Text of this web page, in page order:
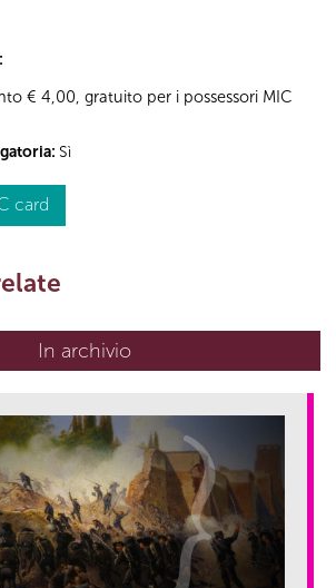
€ 4,00, gratuito per i possessori MIC
Sì
card
In archivio